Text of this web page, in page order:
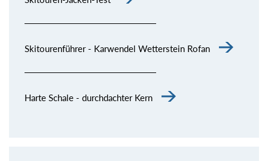
Skitourenführer - Karwendel Wetterstein Rofan
Harte Schale - durchdachter Kern